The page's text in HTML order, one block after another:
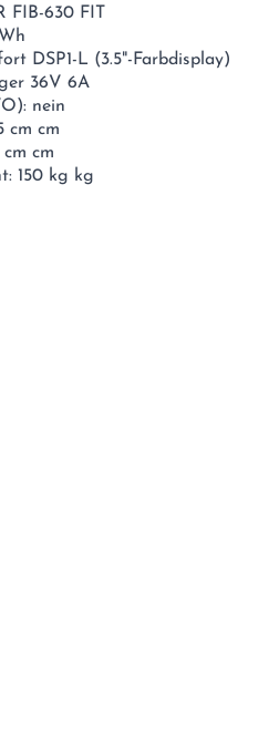
FIB-630 FIT
DSP1-L (3.5"-Farbdisplay)
36V 6A
nein
cm cm
cm
150 kg kg